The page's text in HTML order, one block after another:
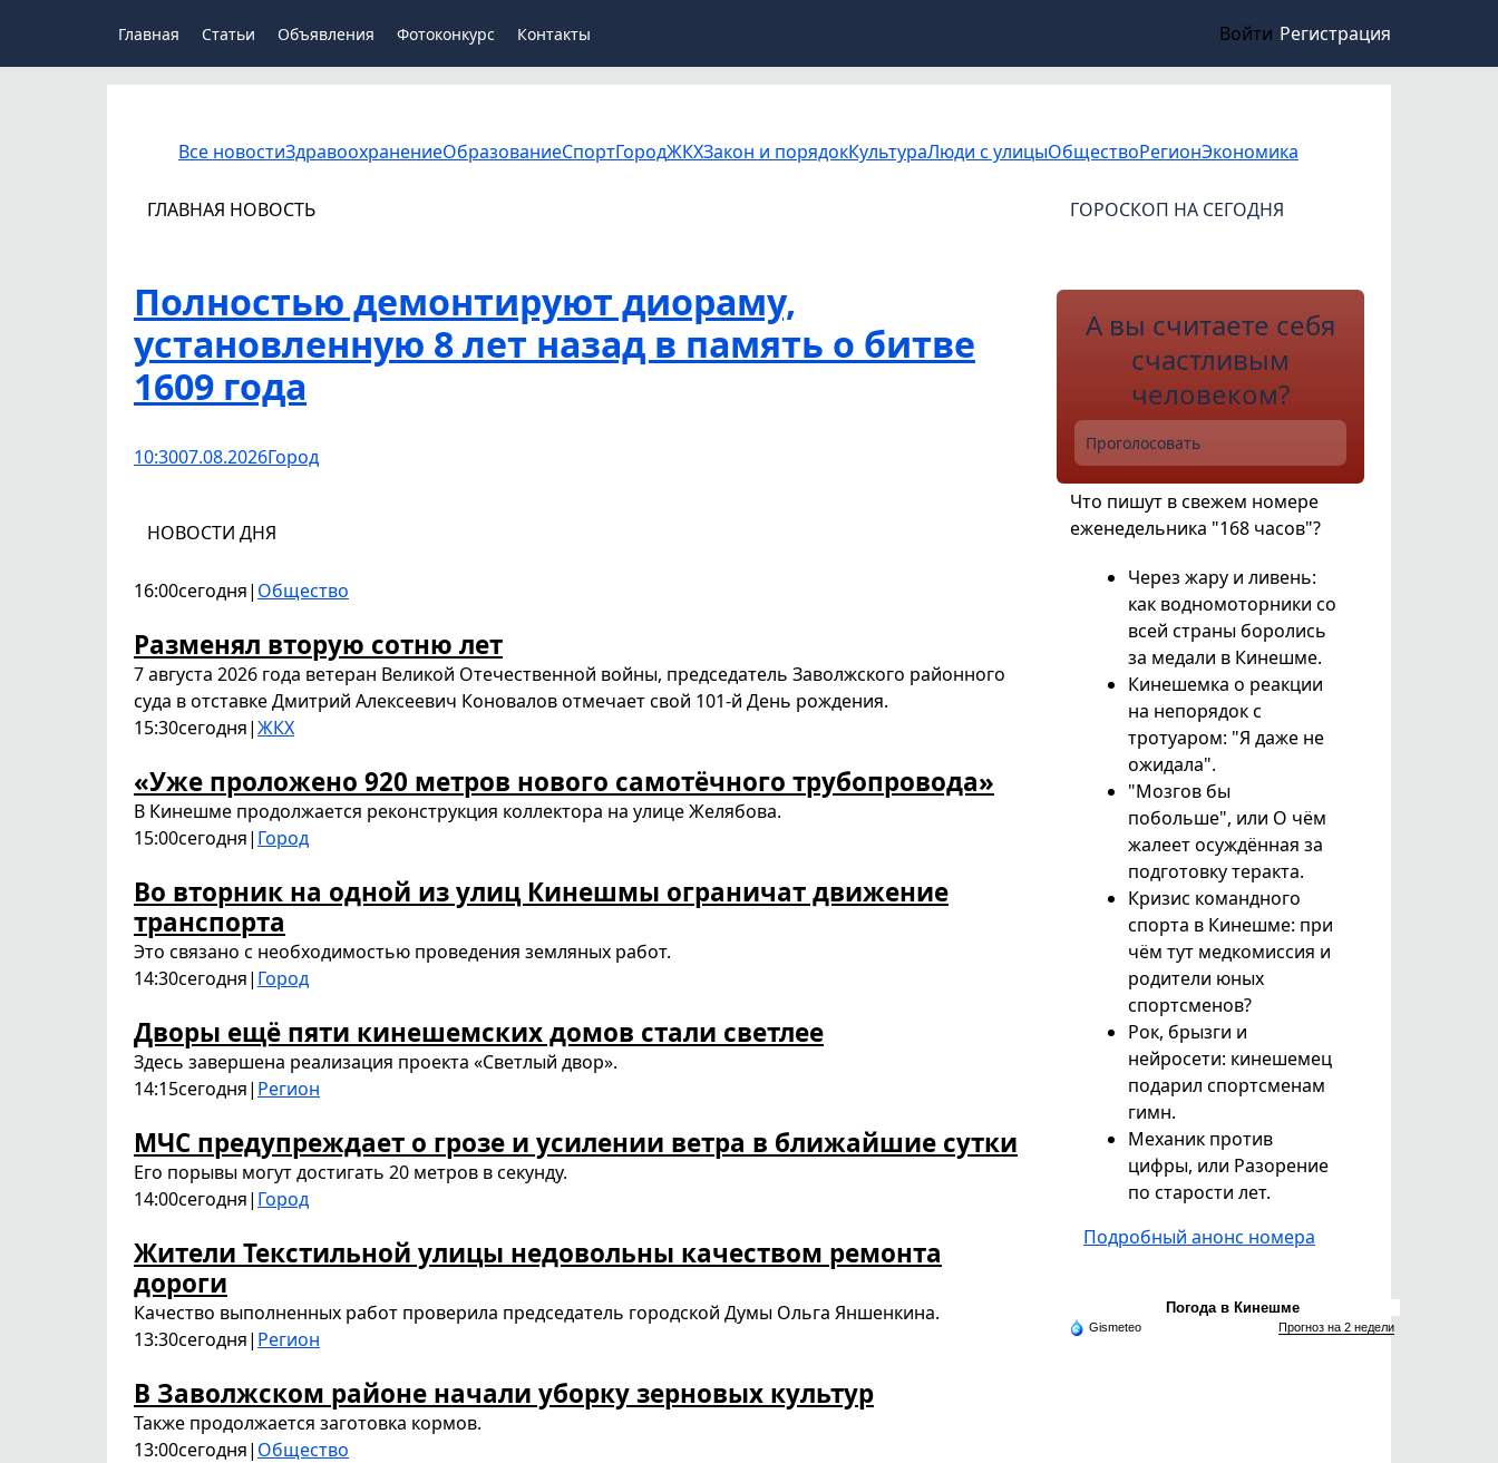
Главная Статьи Объявления Фотоконкурс Контакты Войти Регистрация
Все новостиЗдравоохранениеОбразованиеСпортГородЖКХЗакон и порядокКультураЛюди с улицыОбществоРегионЭкономика
ГЛАВНАЯ НОВОСТЬ
Полностью демонтируют диораму,
установленную 8 лет назад в память о битве
1609 года
10:3007.08.2026Город
НОВОСТИ ДНЯ
16:00сегодня| Общество
Разменял вторую сотню лет
7 августа 2026 года ветеран Великой Отечественной войны, председатель Заволжского районного
суда в отставке Дмитрий Алексеевич Коновалов отмечает свой 101-й День рождения.
15:30сегодня|ЖКХ
«Уже проложено 920 метров нового самотёчного трубопровода»
В Кинешме продолжается реконструкция коллектора на улице Желябова.
15:00сегодня| Город
Во вторник на одной из улиц Кинешмы ограничат движение
транспорта
Это связано с необходимостью проведения земляных работ.
14:30сегодня| Город
Дворы ещё пяти кинешемских домов стали светлее
Здесь завершена реализация проекта «Светлый двор».
14:15сегодня| Регион
МЧС предупреждает о грозе и усилении ветра в ближайшие сутки
Его порывы могут достигать 20 метров в секунду.
14:00сегодня| Город
Жители Текстильной улицы недовольны качеством ремонта
дороги
Качество выполненных работ проверила председатель городской Думы Ольга Яншенкина.
13:30сегодня| Регион
В Заволжском районе начали уборку зерновых культур
Также продолжается заготовка кормов.
13:00сегодня| Общество
ГОРОСКОП НА СЕГОДНЯ
А вы считаете себя
счастливым
человеком?
Проголосовать
Что пишут в свежем номере
еженедельника "168 часов"?
Через жару и ливень:
как водномоторники со
всей страны боролись
за медали в Кинешме.
Кинешемка о реакции
на непорядок с
тротуаром: "Я даже не
ожидала".
"Мозгов бы
побольше", или О чём
жалеет осуждённая за
подготовку теракта.
Кризис командного
спорта в Кинешме: при
чём тут медкомиссия и
родители юных
спортсменов?
Рок, брызги и
нейросети: кинешемец
подарил спортсменам
гимн.
Механик против
цифры, или Разорение
по старости лет.
Подробный анонс номера
Погода в Кинешме
Gismeteo Прогноз на 2 недели